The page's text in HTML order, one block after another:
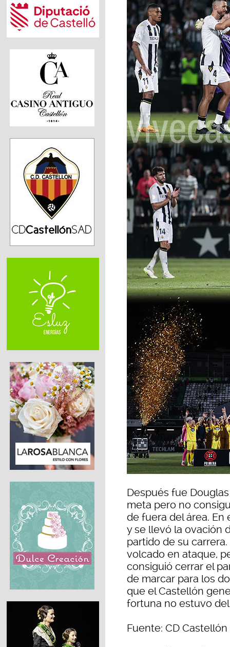
Después fue
meta pero no
de fuera del área. En
y se llevó la ovación
partido de su
volcado en ataque,
consiguió cerrar el
de marcar para los
que el Castellón
fortuna no estuvo
Fuente: CD Castellón